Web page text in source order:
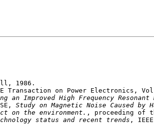
an Improved High Frequency
Study on Magnetic Noise Caused by
on the environment.
status and recent trends